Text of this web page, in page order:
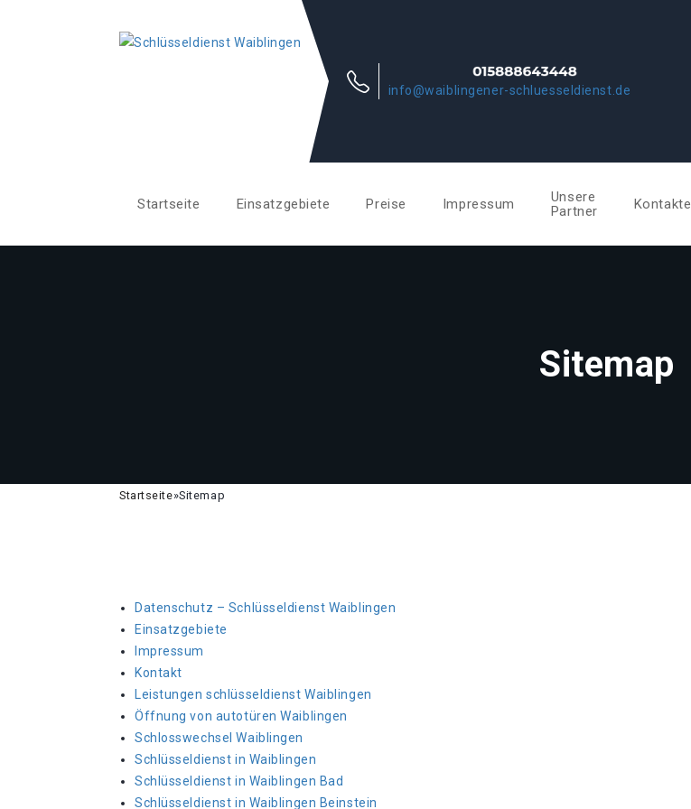
info@waiblingener-schluesseldienst.de
Startseite Einsatzgebiete Preise Impressum
Unsere
Partner
Kontakte
Sitemap
Startseite»Sitemap
Datenschutz – Schlüsseldienst Waiblingen
Einsatzgebiete
Impressum
Kontakt
Leistungen schlüsseldienst Waiblingen
Öffnung von autotüren Waiblingen
Schlosswechsel Waiblingen
Schlüsseldienst in Waiblingen
Schlüsseldienst in Waiblingen Bad
Schlüsseldienst in Waiblingen Beinstein